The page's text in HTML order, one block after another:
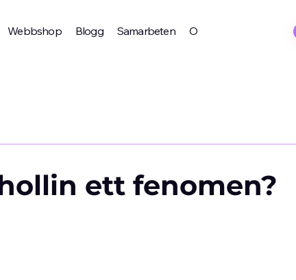
Webbshop Blogg Samarbeten Om Christina Kontakt
ett fenomen?